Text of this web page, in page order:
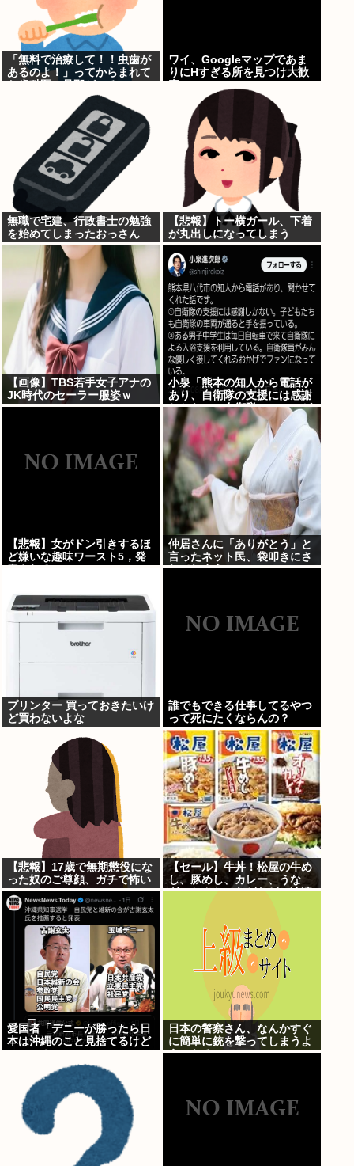
「無料で治療して！！虫歯が
あるのよ！」ってからまれて
ワイ、Googleマップであま
りにΗすぎる所を見つけ大歓
無職で宅建、行政書士の勉強
を始めてしまったおっさん
【悲報】トー横ガール、下着
が丸出しになってしまう
www
【画像】TBS若手女子アナの
JK時代のセーラー服姿ｗ
小泉「熊本の知人から電話が
あり、自衛隊の支援には感謝
しかない、自衛隊のファンが
増えてるとのこと 」
【悲報】女がドン引きするほ
ど嫌いな趣味ワースト5，発
仲居さんに「ありがとう」と
言ったネット民、袋叩きにさ
れてしまう…
プリンター 買っておきたいけ
ど買わないよな
誰でもできる仕事してるやつ
って死にたくならんの？
【悲報】17歳で無期懲役にな
った奴のご尊顔、ガチで怖い
【セール】牛丼！松屋の牛め
し、豚めし、カレー、うな
ぎ、とんかつなどなどの冷凍
愛国者「デニーが勝ったら日
本は沖縄のこと見捨てるけど
日本の警察さん、なんかすぐ
に簡単に銃を撃ってしまうよ
うになる…